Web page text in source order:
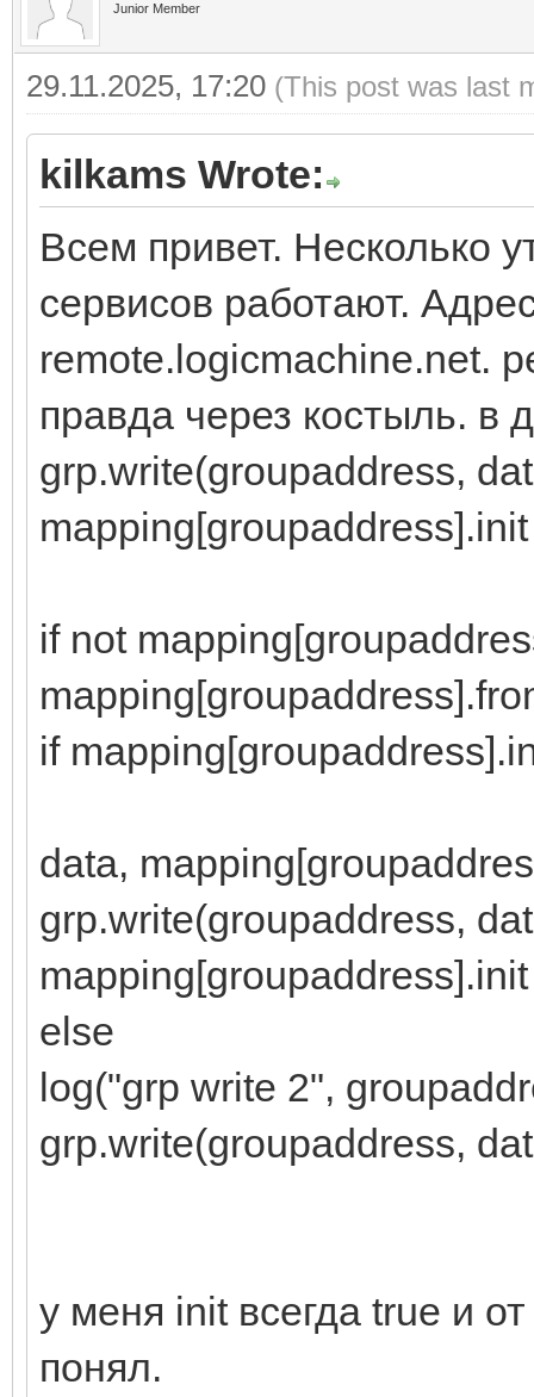
Junior Member
29.11.2025, 17:20 (This post was last
kilkams Wrote:
Всем привет. Несколько
сервисов работают.
remote.logicmachine.net.
правда через костыль. в
grp.write(groupaddress,
if not
if
data,
grp.write(groupaddress,
else
log("grp write 2",
grp.write(groupaddress,
у меня init всегда true и от
понял.